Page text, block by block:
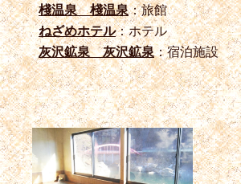
棧温泉 棧温泉：旅館
ねざめホテル：ホテル
灰沢鉱泉 灰沢鉱泉：宿泊施設